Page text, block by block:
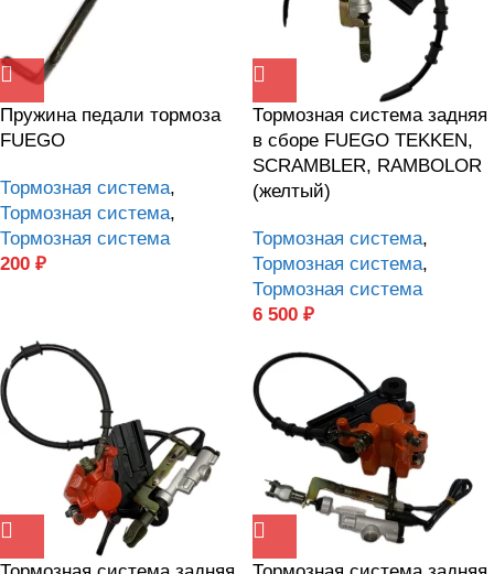
Пружина педали тормоза
FUEGO
Тормозная система,
Тормозная система,
Тормозная система
200 ₽
Тормозная система задняя
в сборе FUEGO TEKKEN,
SCRAMBLER, RAMBOLOR
(желтый)
Тормозная система,
Тормозная система,
Тормозная система
6 500 ₽